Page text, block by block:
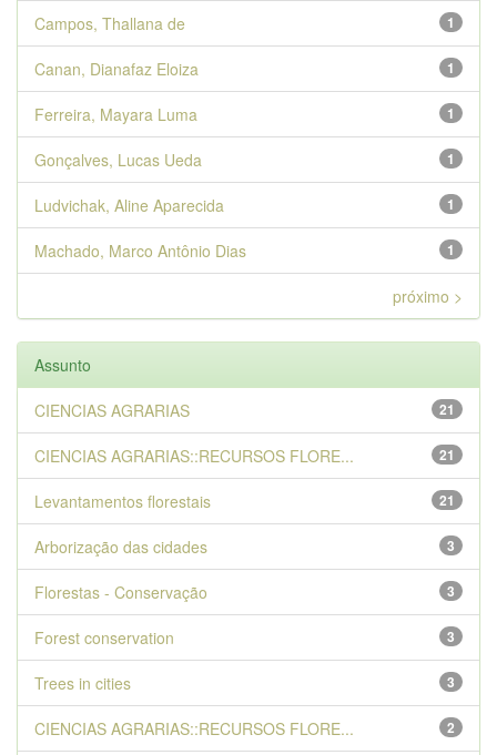
1
Campos, Thallana de
1
Canan, Dianafaz Eloiza
1
Ferreira, Mayara Luma
1
Gonçalves, Lucas Ueda
1
Ludvichak, Aline Aparecida
1
Machado, Marco Antônio Dias
próximo >
Assunto
21
CIENCIAS AGRARIAS
21
CIENCIAS AGRARIAS::RECURSOS FLORE...
21
Levantamentos florestais
3
Arborização das cidades
3
Florestas - Conservação
3
Forest conservation
3
Trees in cities
2
CIENCIAS AGRARIAS::RECURSOS FLORE...